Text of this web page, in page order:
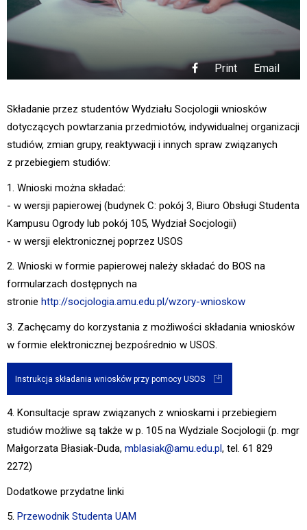
Print Email
Składanie przez studentów Wydziału Socjologii wniosków
dotyczących powtarzania przedmiotów, indywidualnej organizacji
studiów, zmian grupy, reaktywacji i innych spraw związanych
z przebiegiem studiów:
1. Wnioski można składać:
- w wersji papierowej (budynek C: pokój 3, Biuro Obsługi Studenta
Kampusu Ogrody lub pokój 105, Wydział Socjologii)
- w wersji elektronicznej poprzez USOS
2. Wnioski w formie papierowej należy składać do BOS na
formularzach dostępnych na
stronie http://socjologia.amu.edu.pl/wzory-wnioskow
3. Zachęcamy do korzystania z możliwości składania wniosków
w formie elektronicznej bezpośrednio w USOS.
Instrukcja składania wniosków przy pomocy USOS
4. Konsultacje spraw związanych z wnioskami i przebiegiem
studiów możliwe są także w p. 105 na Wydziale Socjologii (p. mgr
Małgorzata Błasiak-Duda, mblasiak@amu.edu.pl, tel. 61 829
2272)
Dodatkowe przydatne linki
5. Przewodnik Studenta UAM